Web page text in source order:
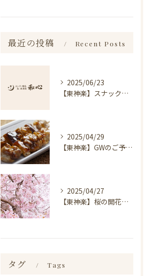
最近の投稿 Recent Posts
2025/06/23
【東神楽】スナック琥珀についてのお知らせ｜ランチ・喫茶＆居酒屋 和心
2025/04/29
【東神楽】GWのご予約受付中！｜ランチ・喫茶＆居酒屋 和心
2025/04/27
【東神楽】桜の開花情報＆お花見スポット｜ランチ・喫茶＆居酒屋 和心
タグ Tags